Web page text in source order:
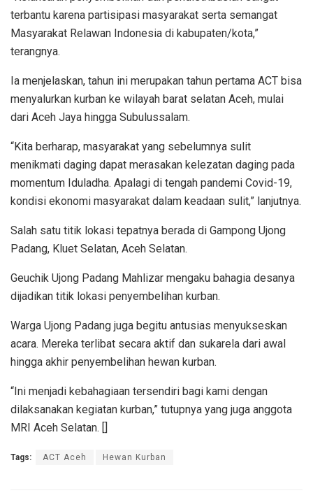
terbantu karena partisipasi masyarakat serta semangat
Masyarakat Relawan Indonesia di kabupaten/kota,”
terangnya.
Ia menjelaskan, tahun ini merupakan tahun pertama ACT bisa
menyalurkan kurban ke wilayah barat selatan Aceh, mulai
dari Aceh Jaya hingga Subulussalam.
“Kita berharap, masyarakat yang sebelumnya sulit
menikmati daging dapat merasakan kelezatan daging pada
momentum Iduladha. Apalagi di tengah pandemi Covid-19,
kondisi ekonomi masyarakat dalam keadaan sulit,” lanjutnya.
Salah satu titik lokasi tepatnya berada di Gampong Ujong
Padang, Kluet Selatan, Aceh Selatan.
Geuchik Ujong Padang Mahlizar mengaku bahagia desanya
dijadikan titik lokasi penyembelihan kurban.
Warga Ujong Padang juga begitu antusias menyukseskan
acara. Mereka terlibat secara aktif dan sukarela dari awal
hingga akhir penyembelihan hewan kurban.
“Ini menjadi kebahagiaan tersendiri bagi kami dengan
dilaksanakan kegiatan kurban,” tutupnya yang juga anggota
MRI Aceh Selatan. []
Tags: ACT Aceh Hewan Kurban